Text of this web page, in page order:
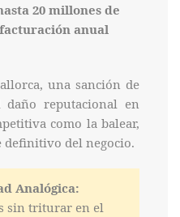
20 millones de
anual
una sanción de
daño reputacional en
como la balear,
del negocio.
Analógica:
sin triturar en el